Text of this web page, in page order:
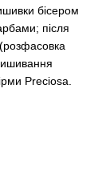
бісером
після
Preciosa.